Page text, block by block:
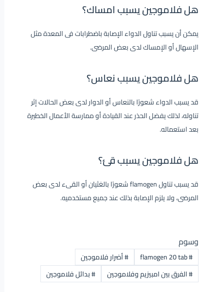
هل فلاموجين يسبب امساك؟
يمكن أن يسبب تناول الدواء الإصابة باضطرابات فى المعدة مثل
الإسهال أو الإمساك لدى بعض المرضى.
هل فلاموجين يسبب نعاس؟
قد يسبب الدواء شعورًا بالنعاس أو الدوار لدى بعض الحالات إثر
تناوله، لذلك يفضل الحذر عند القيادة أو ممارسة الأعمال الخطيرة
بعد استعماله.
هل فلاموجين يسبب قئ؟
قد يسبب تناول flamogen شعورًا بالغثيان أو القىء لدى بعض
المرضى، ولا يلزم الإصابة بذلك عند جميع مستخدميه.
وسوم
#
flamogen 20 tab
#أضرار فلاموجين
#الفرق بين امبيزيم وفلاموجين #بدائل فلاموجين